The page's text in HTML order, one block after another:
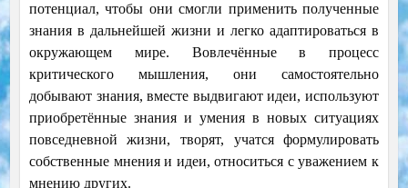
потенциал, чтобы они смогли применить полученные
знания в дальнейшей жизни и легко адаптироваться в
окружающем мире. Вовлечённые в процесс
критического мышления, они самостоятельно
добывают знания, вместе выдвигают идеи, используют
приобретённые знания и умения в новых ситуациях
повседневной жизни, творят, учатся формулировать
собственные мнения и идеи, относиться с уважением к
мнению других.